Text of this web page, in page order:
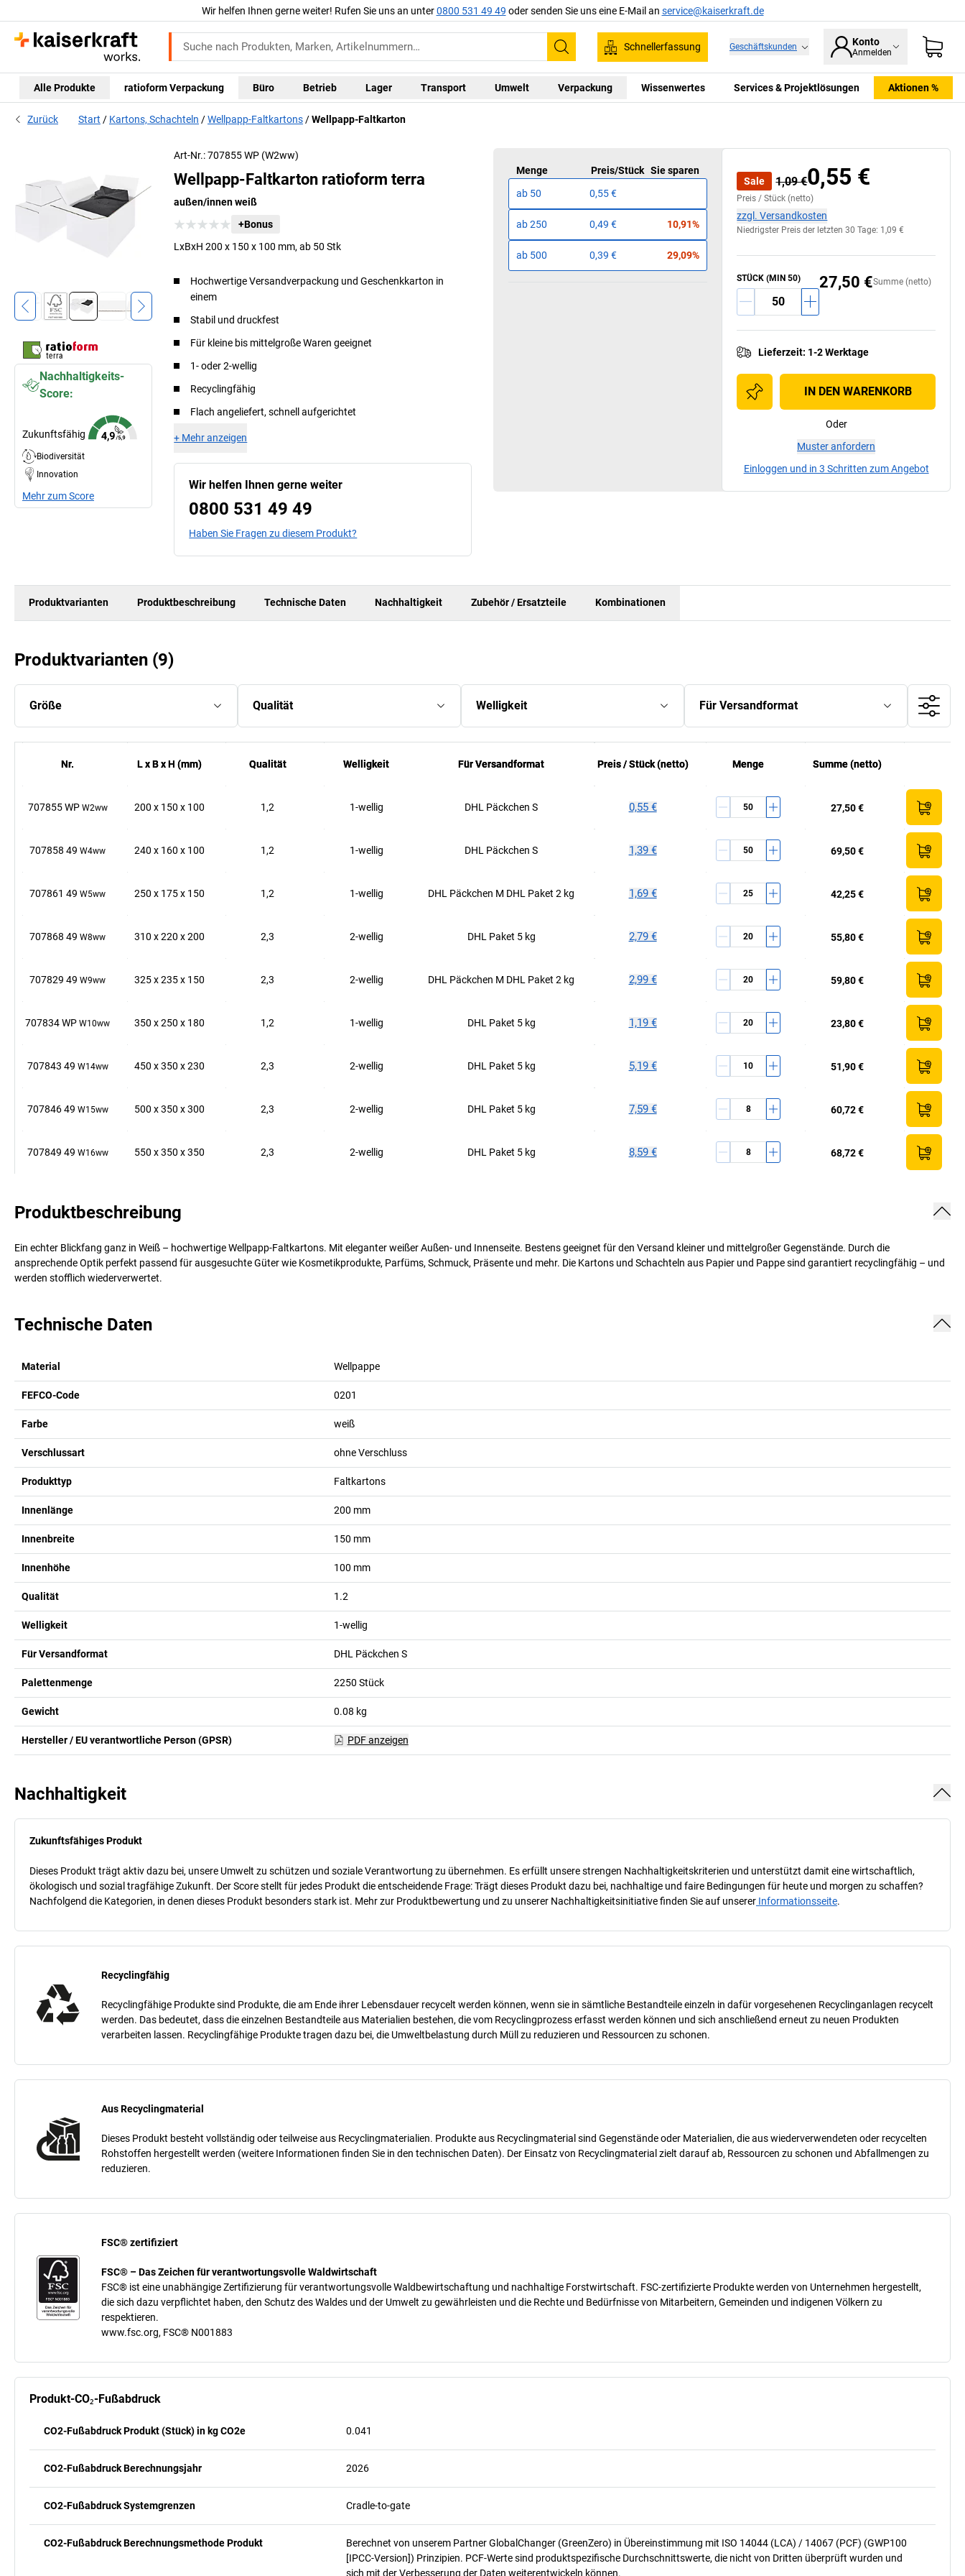
Wir helfen Ihnen gerne weiter! Rufen Sie uns an unter0800 531 49 49 oder senden Sie uns eine E-Mail an service@kaiserkraft.de
Suchen
Schnellerfassung Geschäftskunden Konto
Anmelden
Alle Produkte ratioform Verpackung Büro Betrieb Lager Transport Umwelt Verpackung Wissenwertes Services & Projektlösungen Aktionen %
Zurück Start Kartons, Schachteln Wellpapp-Faltkartons Wellpapp-Faltkarton
Waldwirtschaft.
Nachhaltigkeits-
Score:
Zukunftsfähig
Biodiversität
Innovation
Mehr zum Score
Art-Nr.: 707855 WP (W2ww)
Wellpapp-Faltkarton ratioform terra
außen/innen weiß
+Bonus
LxBxH 200 x 150 x 100 mm, ab 50 Stk
Hochwertige Versandverpackung und Geschenkkarton in
einem
Stabil und druckfest
Für kleine bis mittelgroße Waren geeignet
1- oder 2-wellig
Recyclingfähig
Flach angeliefert, schnell aufgerichtet
+ Mehr anzeigen
Wir helfen Ihnen gerne weiter
0800 531 49 49
Haben Sie Fragen zu diesem Produkt?
Menge Preis/Stück Sie sparen
ab 50 0,55 €
ab250 0,49 € 10,91%
ab 500 0,39 € 29,09%
Sale 1,09 €0,55 €
Preis /Stück (netto)
zzgl. Versandkosten
Niedrigster Preis der letzten 30 Tage: 1,09 €
STÜCK (MIN50) Summe (netto)
27,50 €
Lieferzeit: 1-2 Werktage
IN DEN WARENKORB
Oder
Muster anfordern
Einloggen und in 3 Schritten zum Angebot
Produktvarianten Produktbeschreibung Technische Daten Nachhaltigkeit Zubehör / Ersatzteile Kombinationen
Produktvarianten (9)
Größe Qualität Welligkeit Für Versandformat
Nr. L x B x H (mm) Qualität Welligkeit Für Versandformat Preis /Stück(netto) Menge Summe (netto)
Nr. L x B x H (mm) Qualität Welligkeit Für Versandformat Preis /Stück(netto) Menge Summe (netto)
707855 WP W2ww 200 x 150 x 100 1,2 1-wellig DHL Päckchen S 0,55 € 27,50 €
707858 49 W4ww 240 x 160 x 100 1,2 1-wellig DHL Päckchen S 1,39 € 69,50 €
707861 49 W5ww 250 x 175x 150 1,2 1-wellig DHL Päckchen M DHL Paket 2 kg 1,69 € 42,25 €
707868 49 W8ww 310 x220 x200 2,3 2-wellig DHL Paket 5 kg 2,79 € 55,80 €
707829 49 W9ww 325x235x 150 2,3 2-wellig DHL Päckchen M DHL Paket 2 kg 2,99 € 59,80 €
707834 WP W10ww 350 x250 x 180 1,2 1-wellig DHL Paket 5 kg 1,19 € 23,80 €
707843 49 W14ww 450 x350 x230 2,3 2-wellig DHL Paket 5 kg 5,19 € 51,90 €
707846 49 W15ww 500 x350 x300 2,3 2-wellig DHL Paket 5 kg 7,59 € 60,72 €
707849 49 W16ww 550 x350 x350 2,3 2-wellig DHL Paket 5 kg 8,59 € 68,72 €
Produktbeschreibung
Ein echter Blickfang ganz in Weiß – hochwertige Wellpapp-Faltkartons. Mit eleganter weißer Außen- und Innenseite. Bestens geeignet für den Versand kleiner und mittelgroßer Gegenstände. Durch die
ansprechende Optik perfekt passend für ausgesuchte Güter wie Kosmetikprodukte, Parfüms, Schmuck, Präsente und mehr. Die Kartons und Schachteln aus Papier und Pappe sind garantiert recyclingfähig – und
werden stofflich wiederverwertet.
Technische Daten
Material Wellpappe
FEFCO-Code 0201
Farbe weiß
Verschlussart ohne Verschluss
Produkttyp Faltkartons
Innenlänge 200 mm
Innenbreite 150 mm
Innenhöhe 100 mm
Qualität 1.2
Welligkeit 1-wellig
Für Versandformat DHL Päckchen S
Palettenmenge 2250 Stück
Gewicht 0.08 kg
Hersteller / EU verantwortliche Person (GPSR) PDF anzeigen
Nachhaltigkeit
Zukunftsfähiges Produkt
Dieses Produkt trägt aktiv dazu bei, unsere Umwelt zu schützen und soziale Verantwortung zu übernehmen. Es erfüllt unsere strengen Nachhaltigkeitskriterien und unterstützt damit eine wirtschaftlich,
ökologisch und sozial tragfähige Zukunft. Der Score stellt für jedes Produkt die entscheidende Frage: Trägt dieses Produkt dazu bei, nachhaltige und faire Bedingungen für heute und morgen zu schaffen?
Nachfolgend die Kategorien, in denen dieses Produkt besonders stark ist. Mehr zur Produktbewertung und zu unserer Nachhaltigkeitsinitiative finden Sie auf unserer Informationsseite.
Recyclingfähig
Recyclingfähige Produkte sind Produkte, die am Ende ihrer Lebensdauer recycelt werden können, wenn sie in sämtliche Bestandteile einzeln in dafür vorgesehenen Recyclinganlagen recycelt
werden. Das bedeutet, dass die einzelnen Bestandteile aus Materialien bestehen, die vom Recyclingprozess erfasst werden können und sich anschließend erneut zu neuen Produkten
verarbeiten lassen. Recyclingfähige Produkte tragen dazu bei, die Umweltbelastung durch Müll zu reduzieren und Ressourcen zu schonen.
Aus Recyclingmaterial
Dieses Produkt besteht vollständig oder teilweise aus Recyclingmaterialien. Produkte aus Recyclingmaterial sind Gegenstände oder Materialien, die aus wiederverwendeten oder recycelten
Rohstoffen hergestellt werden (weitere Informationen finden Sie in den technischen Daten). Der Einsatz von Recyclingmaterial zielt darauf ab, Ressourcen zu schonen und Abfallmengen zu
reduzieren.
FSC® zertifiziert
FSC® – Das Zeichen für verantwortungsvolle Waldwirtschaft
FSC® ist eine unabhängige Zertifizierung für verantwortungsvolle Waldbewirtschaftung und nachhaltige Forstwirtschaft. FSC-zertifizierte Produkte werden von Unternehmen hergestellt,
die sich dazu verpflichtet haben, den Schutz des Waldes und der Umwelt zu gewährleisten und die Rechte und Bedürfnisse von Mitarbeitern, Gemeinden und indigenen Völkern zu
respektieren.
www.fsc.org, FSC® N001883
Produkt-CO₂-Fußabdruck
CO2-Fußabdruck Produkt (Stück) in kg CO2e 0.041
CO2-Fußabdruck Berechnungsjahr 2026
CO2-Fußabdruck Systemgrenzen Cradle-to-gate
CO2-Fußabdruck Berechnungsmethode Produkt
Berechnet von unserem Partner GlobalChanger (GreenZero) in Übereinstimmung mit ISO 14044 (LCA) / 14067 (PCF) (GWP100
[IPCC-Version]) Prinzipien. PCF-Werte sind produktspezifische Durchschnittswerte, die nicht von Dritten überprüft wurden und
sich mit der Verbesserung der Daten weiterentwickeln können.